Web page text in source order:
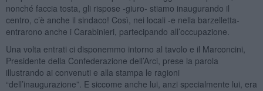
nonché faccia tosta, gli rispose -giuro- stiamo inaugurando il
centro, c’è anche il sindaco! Così, nei locali -e nella barzelletta-
entrarono anche i Carabinieri, partecipando all’occupazione.
Una volta entrati ci disponemmo intorno al tavolo e il Marconcini,
Presidente della Confederazione dell’Arci, prese la parola
illustrando ai convenuti e alla stampa le ragioni
“dell’inaugurazione”. E siccome anche lui, anzi specialmente lui, era